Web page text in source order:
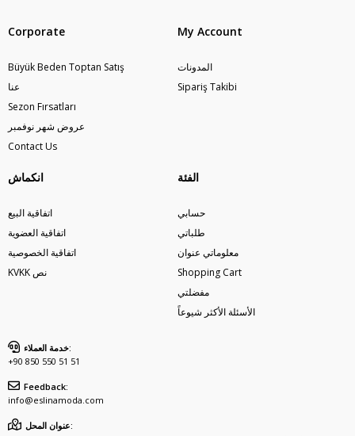
Corporate
Büyük Beden Toptan Satış
عنا
Sezon Fırsatları
عروض شهر نوفمبر
Contact Us
My Account
المدونات
Sipariş Takibi
انكماش
اتفاقية البيع
اتفاقية العضوية
اتفاقية الخصوصية
KVKK نص
الفئة
حسابي
طلباتي
معلوماتي عنوان
Shopping Cart
مفضلتي
الأسئلة الأكثر شيوعاً
خدمة العملاء:
+90 850 550 51 51
Feedback:
info@eslinamoda.com
عنوان المحل: